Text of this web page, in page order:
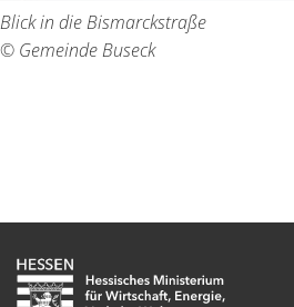
Blick in die Bismarckstraße
© Gemeinde Buseck